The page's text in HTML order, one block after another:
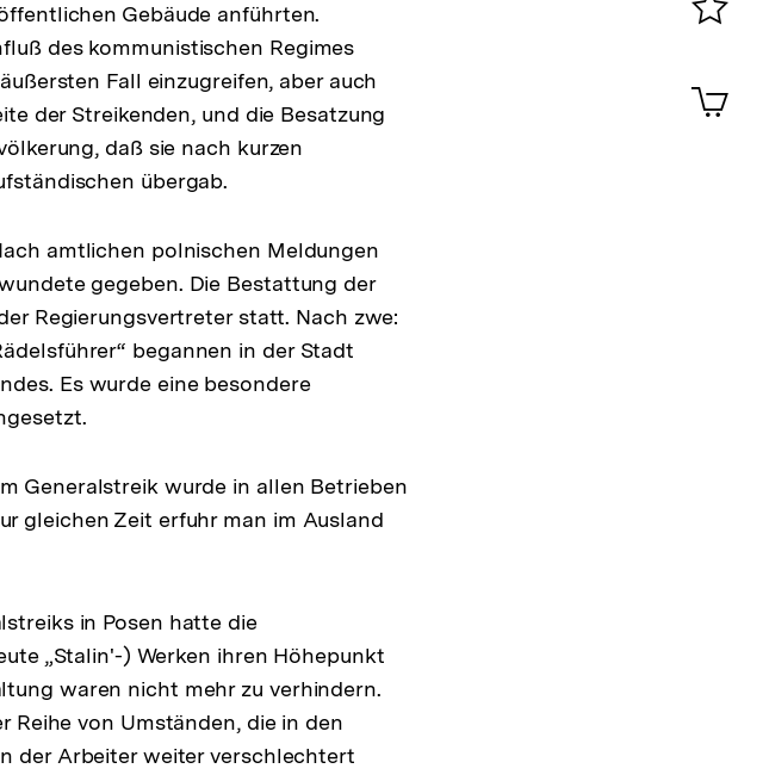
Gebäude anführten.
des kommunistischen Regimes
Fall einzugreifen, aber auch
der Streikenden, und die Besatzung
daß sie nach kurzen
übergab.
amtlichen polnischen Meldungen
gegeben. Die Bestattung der
Regierungsvertreter statt. Nach zwe:
begannen in der Stadt
Es wurde eine besondere
Generalstreik wurde in allen Betrieben
gleichen Zeit erfuhr man im Ausland
in Posen hatte die
„Stalin'-) Werken ihren Höhepunkt
waren nicht mehr zu verhindern.
Reihe von Umständen, die in den
der Arbeiter weiter verschlechtert